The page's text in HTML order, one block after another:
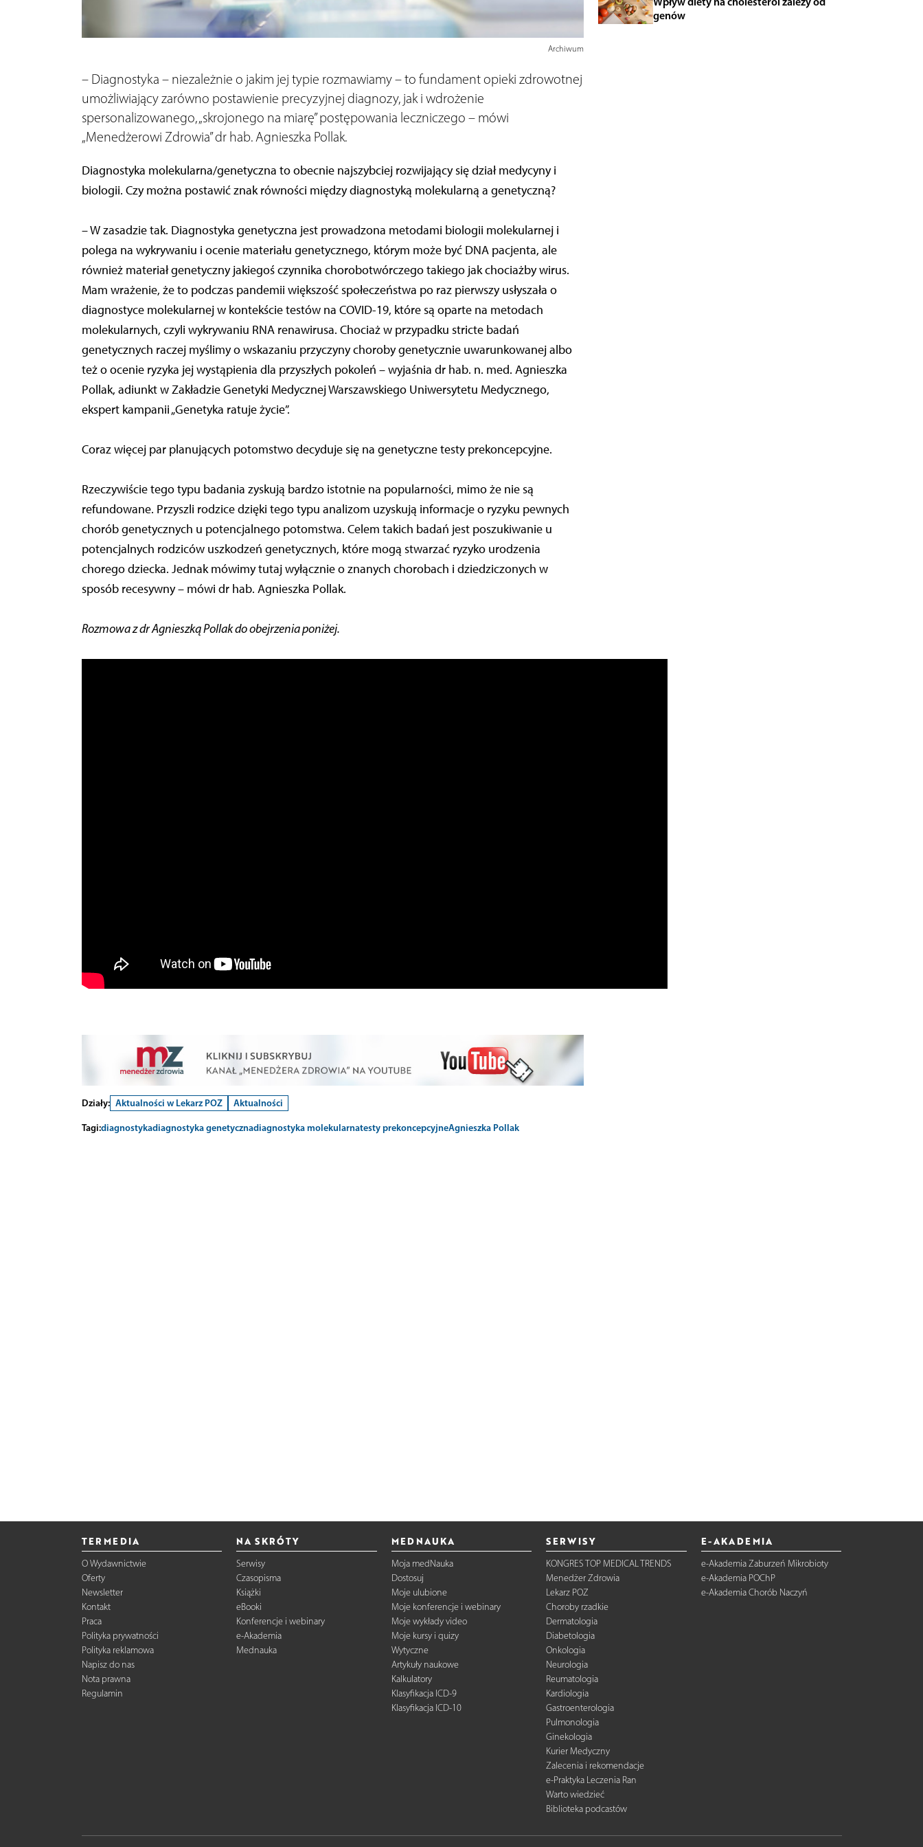
Archiwum
– Diagnostyka – niezależnie o jakim jej typie rozmawiamy – to fundament opieki zdrowotnej
umożliwiający zarówno postawienie precyzyjnej diagnozy, jak i wdrożenie
spersonalizowanego, „skrojonego na miarę” postępowania leczniczego – mówi
„Menedżerowi Zdrowia” dr hab. Agnieszka Pollak.
Diagnostyka molekularna/genetyczna to obecnie najszybciej rozwijający się dział medycyny i
biologii. Czy można postawić znak równości między diagnostyką molekularną a genetyczną?
– W zasadzie tak. Diagnostyka genetyczna jest prowadzona metodami biologii molekularnej i
polega na wykrywaniu i ocenie materiału genetycznego, którym może być DNA pacjenta, ale
również materiał genetyczny jakiegoś czynnika chorobotwórczego takiego jak chociażby wirus.
Mam wrażenie, że to podczas pandemii większość społeczeństwa po raz pierwszy usłyszała o
diagnostyce molekularnej w kontekście testów na COVID-19, które są oparte na metodach
molekularnych, czyli wykrywaniu RNA renawirusa. Chociaż w przypadku stricte badań
genetycznych raczej myślimy o wskazaniu przyczyny choroby genetycznie uwarunkowanej albo
też o ocenie ryzyka jej wystąpienia dla przyszłych pokoleń – wyjaśnia dr hab. n. med. Agnieszka
Pollak, adiunkt w Zakładzie Genetyki Medycznej Warszawskiego Uniwersytetu Medycznego,
ekspert kampanii „Genetyka ratuje życie”.
Coraz więcej par planujących potomstwo decyduje się na genetyczne testy prekoncepcyjne.
Rzeczywiście tego typu badania zyskują bardzo istotnie na popularności, mimo że nie są
refundowane. Przyszli rodzice dzięki tego typu analizom uzyskują informacje o ryzyku pewnych
chorób genetycznych u potencjalnego potomstwa. Celem takich badań jest poszukiwanie u
potencjalnych rodziców uszkodzeń genetycznych, które mogą stwarzać ryzyko urodzenia
chorego dziecka. Jednak mówimy tutaj wyłącznie o znanych chorobach i dziedziczonych w
sposób recesywny – mówi dr hab. Agnieszka Pollak.
Rozmowa z dr Agnieszką Pollak do obejrzenia poniżej.
Działy: Aktualności w Lekarz POZ
Aktualności
Tagi:diagnostykadiagnostyka genetycznadiagnostyka molekularnatesty prekoncepcyjneAgnieszka Pollak
genów
TERMEDIA
O Wydawnictwie
Oferty
Newsletter
Kontakt
Praca
Polityka prywatności
Polityka reklamowa
Napisz do nas
Nota prawna
Regulamin
NA SKRÓTY
Serwisy
Czasopisma
Książki
eBooki
Konferencje i webinary
e-Akademia
Mednauka
MEDNAUKA
Moja medNauka
Dostosuj
Moje ulubione
Moje konferencje i webinary
Moje wykłady video
Moje kursy i quizy
Wytyczne
Artykuły naukowe
Kalkulatory
Klasyfikacja ICD-9
Klasyfikacja ICD-10
SERWISY
KONGRES TOP MEDICAL TRENDS
Menedżer Zdrowia
Lekarz POZ
Choroby rzadkie
Dermatologia
Diabetologia
Onkologia
Neurologia
Reumatologia
Kardiologia
Gastroenterologia
Pulmonologia
Ginekologia
Kurier Medyczny
Zalecenia i rekomendacje
e-Praktyka Leczenia Ran
Warto wiedzieć
Biblioteka podcastów
E-AKADEMIA
e-Akademia Zaburzeń Mikrobioty
e-Akademia POChP
e-Akademia Chorób Naczyń